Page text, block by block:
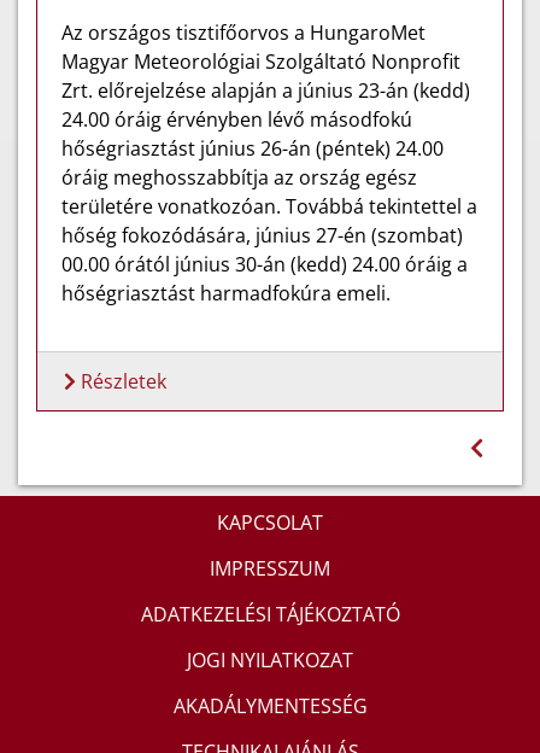
Az országos tisztifőorvos a HungaroMet
Magyar Meteorológiai Szolgáltató Nonprofit
Zrt. előrejelzése alapján a június 23-án (kedd)
24.00 óráig érvényben lévő másodfokú
hőségriasztást június 26-án (péntek) 24.00
óráig meghosszabbítja az ország egész
területére vonatkozóan. Továbbá tekintettel a
hőség fokozódására, június 27-én (szombat)
00.00 órától június 30-án (kedd) 24.00 óráig a
hőségriasztást harmadfokúra emeli.
Részletek
KAPCSOLAT
IMPRESSZUM
ADATKEZELÉSI TÁJÉKOZTATÓ
JOGI NYILATKOZAT
AKADÁLYMENTESSÉG